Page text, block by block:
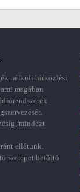
nélküli hírközlési
magában
mindezt
ellátunk.
szerepet betöltő